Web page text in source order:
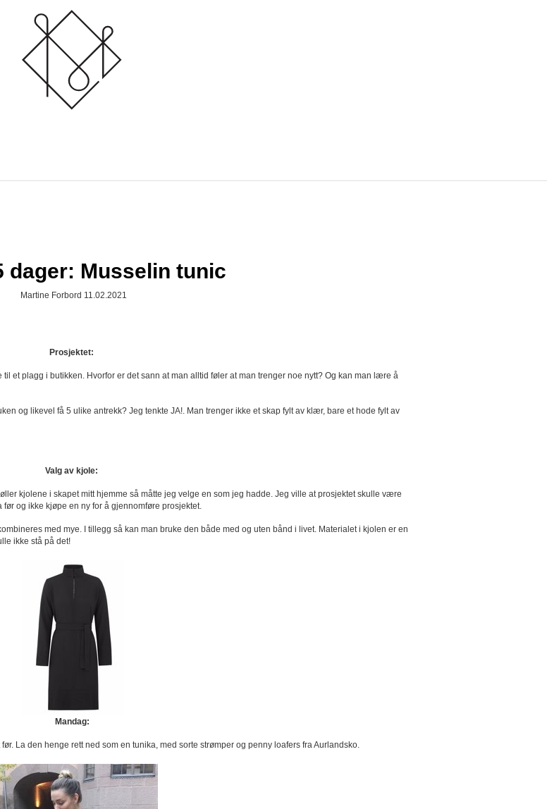
dager: Musselin tunic
Martine Forbord 11.02.2021
Prosjektet:
et plagg i butikken. Hvorfor er det sann at man alltid føler at man trenger noe nytt? Og kan man lære å
og likevel få 5 ulike antrekk? Jeg tenkte JA!. Man trenger ikke et skap fylt av klær, bare et hode fylt av
Valg av kjole:
kjolene i skapet mitt hjemme så måtte jeg velge en som jeg hadde. Jeg ville at prosjektet skulle være
og ikke kjøpe en ny for å gjennomføre prosjektet.
med mye. I tillegg så kan man bruke den både med og uten bånd i livet. Materialet i kjolen er en
ikke stå på det!
Mandag:
La den henge rett ned som en tunika, med sorte strømper og penny loafers fra Aurlandsko.